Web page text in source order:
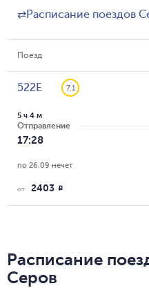
⇄Расписание поездов
Поезд
522Е 7.1
Отправление
17:28
5 ч 4 м
по 26.09 нечет
от 2403 R
Расписание
Серов